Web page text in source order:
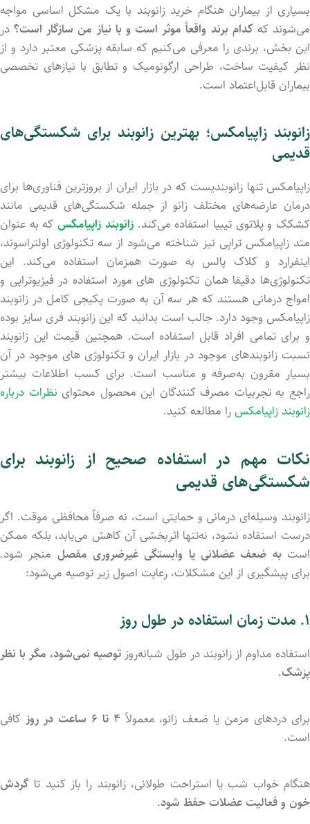
بسیاری از بیماران هنگام خرید زانوبند با یک مشکل اساسی مواجه
می‌شوند کهکدام برند واقعاً موثر است و با نیاز من سازگار است؟ در
این بخش، برندی را معرفی می‌کنیم که سابقه پزشکی معتبر دارد و از
نظر کیفیت ساخت، طراحی ارگونومیک و تطابق با نیازهای تخصصی
بیماران قابل‌اعتماد است.
زانوبند زاپیامکس؛ بهترین زانوبند برای شکستگی‌های
قدیمی
زاپیامکس تنها زانوبندیست که در بازار ایران از بروزترین فناوری‌ها برای
درمان عارضه‌های مختلف زانو از جمله شکستگی‌های قدیمی مانند
کشکک و پلاتوی تیبیا استفاده می‌کند.زانوبند زاپیامکسکه به عنوان
متد زاپیامکس تراپی نیز شناخته می‌شود از سه تکنولوژی اولتراسوند،
اینفرارد و کلاک پالس به صورت همزمان استفاده می‌کند. این
تکنولوژی‌ها دقیقا همان تکنولوژی های مورد استفاده در فیزیوتراپی و
امواج درمانی هستند که هر سه آن به صورت پکیجی کامل در زانوبند
زاپیامکس وجود دارد. جالب است بدانید که این زانوبند فری سایز بوده
و برای تمامی افراد قابل استفاده است. همچنین قیمت این زانوبند
نسبت زانوبندهای موجود در بازار ایران و تکنولوژی های موجود در آن
بسیار مقرون به‌صرفه و مناسب است. برای کسب اطلاعات بیشتر
راجع به تجربیات مصرف کنندگان این محصول محتوای نظرات درباره
زانوبند زاپیامکس را مطالعه کنید.
نکات مهم در استفاده صحیح از زانوبند برای
شکستگی‌های قدیمی
زانوبند وسیله‌ای درمانی و حمایتی است، نه صرفاً محافظی موقت. اگر
درست استفاده نشود، نه‌تنها اثربخشی آن کاهش می‌یابد، بلکه ممکن
است به ضعف عضلانی یا وابستگی غیرضروری مفصل منجر شود.
برای پیشگیری از این مشکلات، رعایت اصول زیر توصیه می‌شود:
۱. مدت زمان استفاده در طول روز
استفاده مداوم از زانوبند در طول شبانه‌روز توصیه نمی‌شود، مگر با نظر
پزشک.
برای دردهای مزمن یا ضعف زانو، معمولاً ۴ تا ۶ ساعت در روز
کافی
است.
هنگام خواب شب یا استراحت طولانی، زانوبند را باز کنید تا گردش
خون و فعالیت عضلات حفظ شود.